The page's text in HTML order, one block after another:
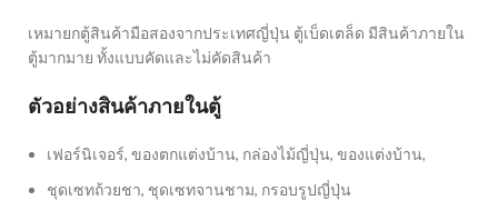
เหมายกตู้สินค้ามือสองจากประเทศญี่ปุ่น ตู้เบ็ดเตล็ด มีสินค้าภายใน
ตู้มากมาย ทั้งแบบคัดและไม่คัดสินค้า
ตัวอย่างสินค้าภายในตู้
เฟอร์นิเจอร์, ของตกแต่งบ้าน, กล่องไม้ญี่ปุ่น, ของแต่งบ้าน,
ชุดเซทถ้วยชา, ชุดเซทจานชาม, กรอบรูปญี่ปุ่น